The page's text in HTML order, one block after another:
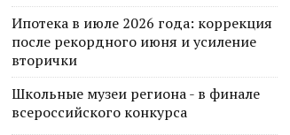
Ипотека в июле 2026 года: коррекция
после рекордного июня и усиление
вторички
Школьные музеи региона - в финале
всероссийского конкурса